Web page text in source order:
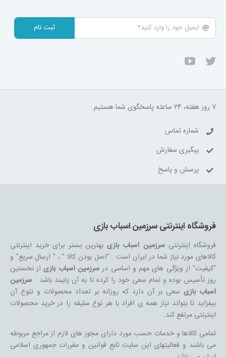
ثبت نام
۷ روز هفته، ۲۴ ساعته پاسخگوی شما هستیم.
شماره تماس
پیگیری سفارش
پرسش و پاسخ
فروشگاه اینترنتی سرزمین اسباب بازی
فروشگاه اینترنتیسرزمین اسباب بازیبهترین بستر برای خرید اینترنتی
کالاهای مورد نیاز شما در ایران است . "اصل بودن کالا " ، " ارسال سریع" و
"کیفیت" از ویژگی های مهم و اساسی درسرزمین اسباب بازیاز نخستین
روز تأسیس بوده و تمام سعی خود را کرده تا به آن پایبند باشد .سرزمین
اسباب بازیسعی بر آن دارد که روزانه بر تعداد محصولات و تنوع آن
بیفزاید تا بتواند نیاز همه ی افراد با هر نوع سلیقه را در خرید محصولات
اینترنتی مرتفع کند.
تمامی کالاها و خدمات حسب مورد دارای مجوز های لازم از مراجع مربوطه
می باشند و فعالیتهای این سایت تابع قوانین و مقررات جمهوری اسلامی